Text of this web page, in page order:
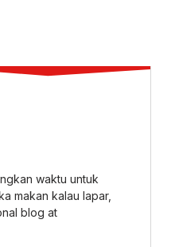
waktu untuk
makan kalau lapar,
blog at